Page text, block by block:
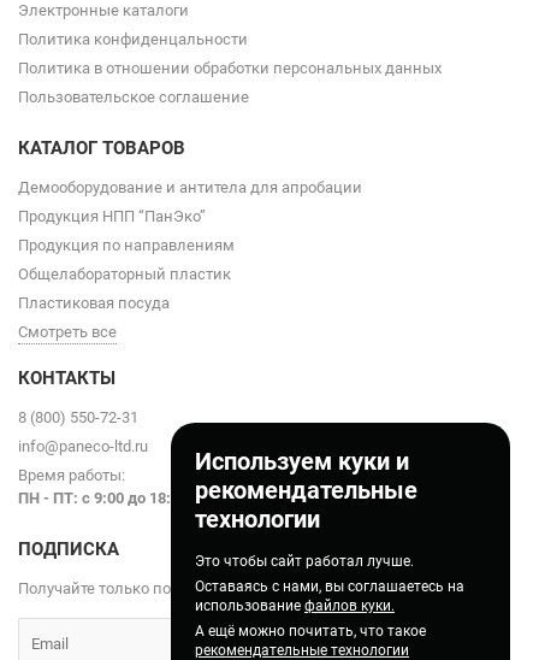
Используем куки и
рекомендательные
технологии
Это чтобы сайт работал лучше.
Оставаясь с нами, вы соглашаетесь на
использование файлов куки.
А ещё можно почитать, что такое
рекомендательные технологии
Электронные каталоги
Политика конфиденцальности
Политика в отношении обработки персональных данных
Пользовательское соглашение
КАТАЛОГ ТОВАРОВ
Демооборудование и антитела для апробации
Продукция НПП “ПанЭко”
Продукция по направлениям
Общелабораторный пластик
Пластиковая посуда
Смотреть все
КОНТАКТЫ
8 (800) 550-72-31
info@paneco-ltd.ru
Время работы:
ПН - ПТ: с 9:00 до 18:00
ПОДПИСКА
Получайте только полезные статьи!